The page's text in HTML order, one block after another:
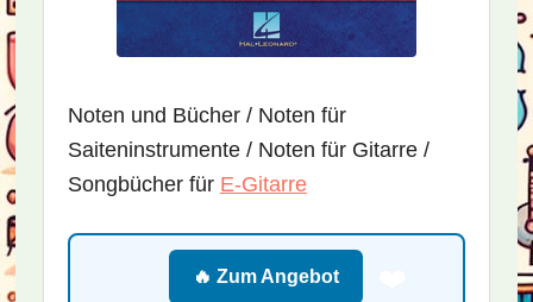
Noten und Bücher / Noten für
Saiteninstrumente / Noten für Gitarre /
Songbücher für E-Gitarre
🔥 Zum Angebot